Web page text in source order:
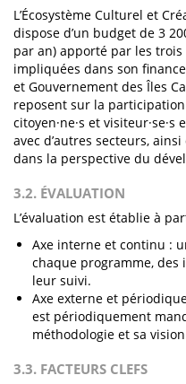
L’Écosystème Culturel et
dispose d’un budget de 3
par an) apporté par les
impliquées dans son
et Gouvernement des Îles
reposent sur la
citoyen·ne·s et
avec d’autres secteurs,
dans la perspective du
3.2. ÉVALUATION
L’évaluation est établie à
Axe interne et continu :
chaque programme,
leur suivi.
Axe externe et
est périodiquement
méthodologie et sa
3.3. FACTEURS CLEFS